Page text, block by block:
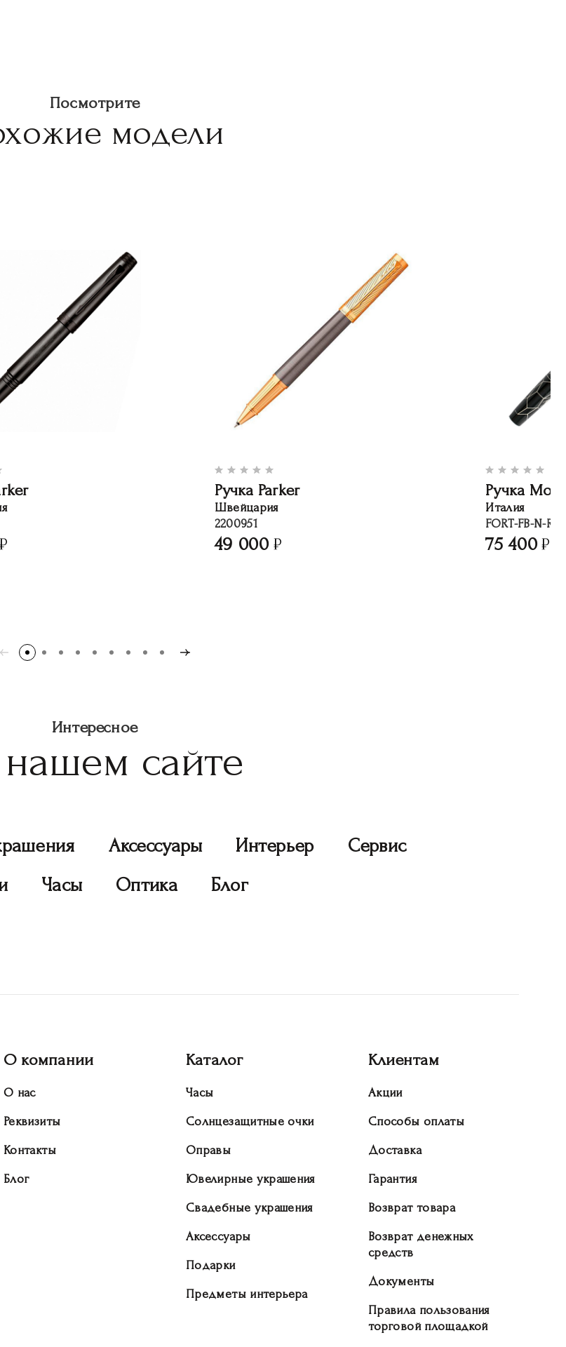
Посмотрите
модели
Ручка Parker
Швейцария
2200951
49 000
Ручка
Италия
FORT-FB-N-RB
75 400
Интересное
сайте
Аксессуары Интерьер
Сервис
Часы Оптика Блог
О компании
О нас
Реквизиты
Контакты
Блог
Каталог
Часы
Солнцезащитные очки
Оправы
Ювелирные украшения
Свадебные украшения
Аксессуары
Подарки
Предметы интерьера
Клиентам
Акции
Способы оплаты
Доставка
Гарантия
Возврат товара
Возврат денежных
средств
Документы
Правила пользования
торговой площадкой